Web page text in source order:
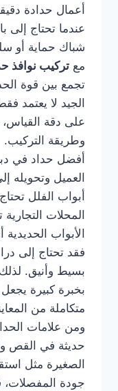
أعمال حدادة
عندما تحتاج إلى
شباك حماية أو
مع تركيب نوافذ
تجمع بين قوة
الجيد لا يعتمد
على دقة القياس،
وطريقة التركيب.
أفضل حداد في
العميل وتحويله
أبواب الفلل
المحلات
الأبواب
فقد تحتاج إلى
بسيط وأنيق.
بخبرة كبيرة
متكاملة من
ومن علامات
حديثة في القص
الصغيرة مثل
جودة المفصلات،